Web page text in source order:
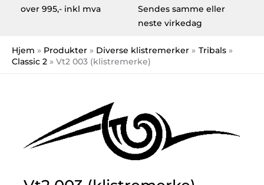
over 995,- inkl mva
Sendes samme eller
neste virkedag
Hjem Produkter Diverse klistremerker
Tribals
Classic 2
Vt2 003 (klistremerke)